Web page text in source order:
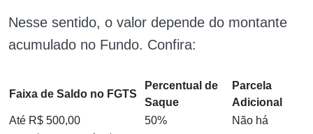
Nesse sentido, o valor depende do montante
acumulado no Fundo. Confira:
Faixa de Saldo no FGTS
Percentual de
Saque
Parcela
Adicional
Até R$ 500,00
50%
Não há